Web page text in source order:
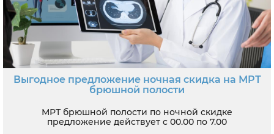
Выгодное предложение ночная скидка на МРТ
брюшной полости
МРТ брюшной полости по ночной скидке
предложение действует с 00.00 по 7.00